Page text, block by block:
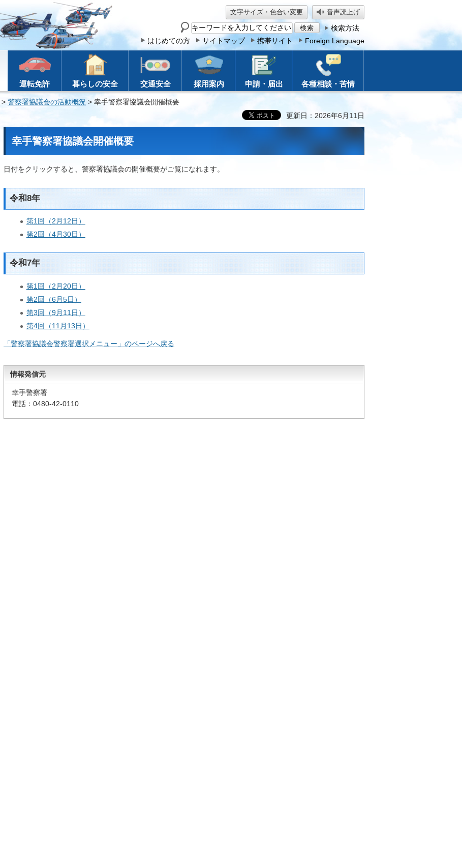
文字サイズ・色合い変更 音声読上げ
サ
イ
ト
検索方法
はじめての方
サイトマップ 携帯サイト Foreign Language
運転免許 暮らしの安全 交通安全 採用案内 申請・届出 各種相談・苦情
> 警察署協議会の活動概況 > 幸手警察署協議会開催概要
更新日：2026年6月11日
幸手警察署協議会開催概要
日付をクリックすると、警察署協議会の開催概要がご覧になれます。
令和8年
第1回（2月12日）
第2回（4月30日）
令和7年
第1回（2月20日）
第2回（6月5日）
第3回（9月11日）
第4回（11月13日）
「警察署協議会警察署選択メニュー」のページへ戻る
情報発信元
幸手警察署
電話：0480-42-0110